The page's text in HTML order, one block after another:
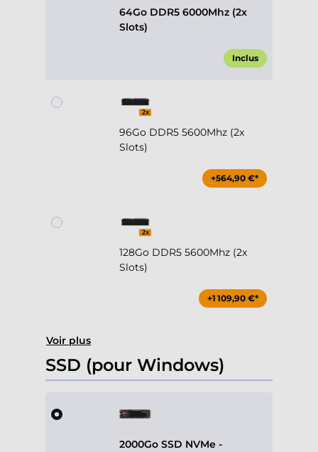
64Go DDR5 6000Mhz (2x
Slots)
Inclus
96Go DDR5 5600Mhz (2x
Slots)
+564,90 €*
128Go DDR5 5600Mhz (2x
Slots)
+1 109,90 €*
Voir plus
SSD (pour Windows)
2000Go SSD NVMe -